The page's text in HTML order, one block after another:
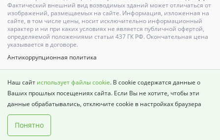
Фактический внешний вид возводимых зданий может отличаться от
изображений, размещаемых на сайте. Информация, изложенная на
сайте, в том числе цены, носит исключительно информационный
характер и ни при каких условиях не является публичной офертой,
определяемой положениями статьи 437 ГК РФ. Окончательная цена
указывается в договоре.
Антикоррупционная политика
Политика о недопущении дискриминации
Политика в отношении обработки персональных данных
© ГК Континент 2004 — 2025
Наш сайт использует файлы cookie. В cookie содержатся данные о
Ваших прошлых посещениях сайта. Если Вы не хотите, чтобы эти
данные обрабатывались, отключите cookie в настройках браузера
Понятно